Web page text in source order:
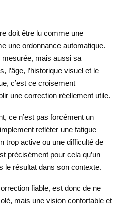
doit être lu comme une
une ordonnance automatique.
mesurée, mais aussi sa
l’âge, l’historique visuel et le
c’est ce croisement
une correction réellement utile.
ce n’est pas forcément un
refléter une fatigue
trop active ou une difficulté de
précisément pour cela qu’un
le résultat dans son contexte.
fiable, est donc de ne
mais une vision confortable et